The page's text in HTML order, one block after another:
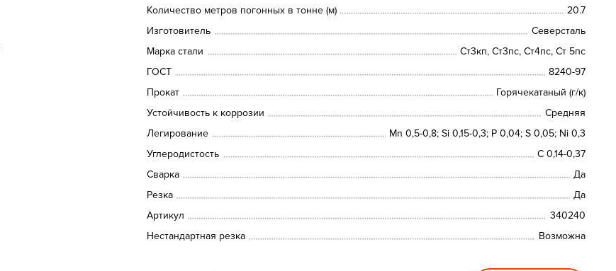
Количество метров погонных в тонне (м)
20.7
Изготовитель
Северсталь
Марка стали
Ст3кп, Ст3пс, Ст4пс, Ст 5пс
ГОСТ
8240-97
Прокат
Горячекатаный (г/к)
Устойчивость к коррозии
Средняя
Легирование
Mn 0,5-0,8; Si 0,15-0,3; P 0,04; S 0,05; Ni 0,3
Углеродистость
C 0,14-0,37
Сварка
Да
Резка
Да
Артикул
340240
Нестандартная резка
Возможна